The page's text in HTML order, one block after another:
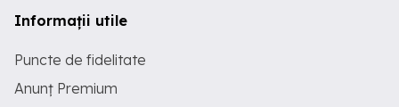
Informații utile
Puncte de fidelitate
Anunț Premium